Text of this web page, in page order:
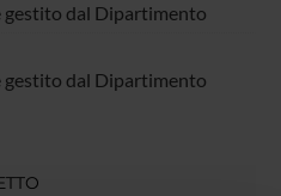
gestito dal Dipartimento
gestito dal Dipartimento